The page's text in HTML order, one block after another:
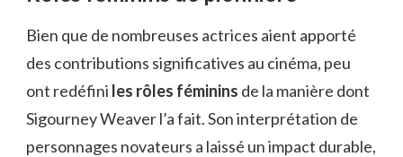
Bien que de nombreuses actrices aient apporté
des contributions significatives au cinéma, peu
ont redéfini les rôles féminins de la manière dont
Sigourney Weaver l’a fait. Son interprétation de
personnages novateurs a laissé un impact durable,